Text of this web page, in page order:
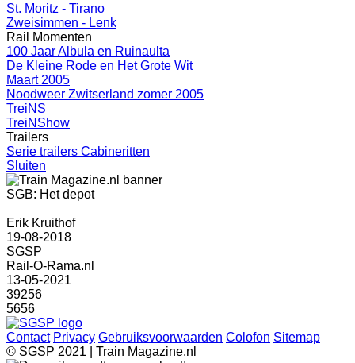
St. Moritz - Tirano
Zweisimmen - Lenk
Rail Momenten
100 Jaar Albula en Ruinaulta
De Kleine Rode en Het Grote Wit
Maart 2005
Noodweer Zwitserland zomer 2005
TreiNS
TreiNShow
Trailers
Serie trailers Cabineritten
Sluiten
SGB: Het depot
Erik Kruithof
19-08-2018
SGSP
Rail-O-Rama.nl
13-05-2021
39256
5656
Contact Privacy Gebruiksvoorwaarden Colofon Sitemap
© SGSP 2021 | Train Magazine.nl